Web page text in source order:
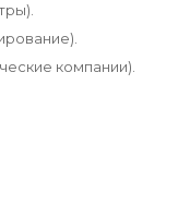
компании).